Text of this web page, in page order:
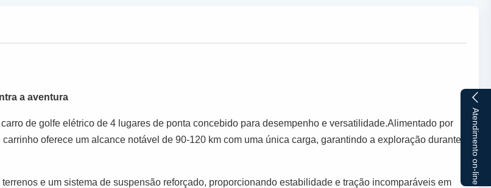
Atendimento on-line
a aventura
de golfe elétrico de 4 lugares de ponta concebido para desempenho e versatilidade.Alimentado por
oferece um alcance notável de 90-120 km com uma única carga, garantindo a exploração durante
e um sistema de suspensão reforçado, proporcionando estabilidade e tração incomparáveis em